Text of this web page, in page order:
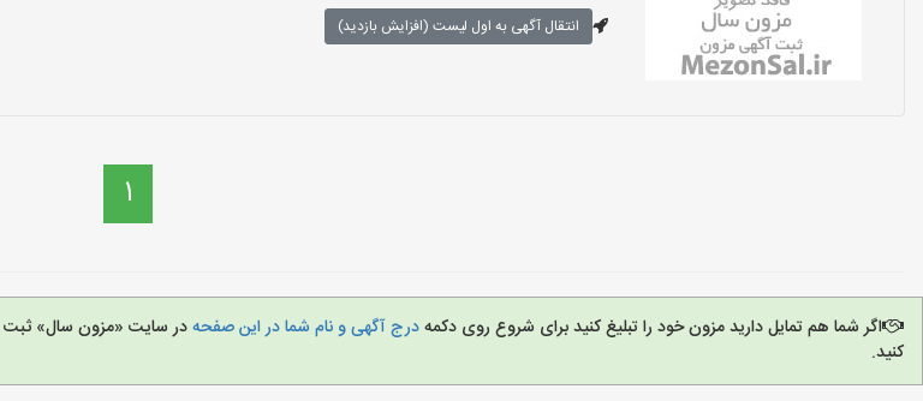
انتقال آگهی به اول لیست (افزایش بازدید)
1
اگر شما هم تمایل دارید مزون خود را تبلیغ کنید برای شروع روی دکمهدرج آگهی و نام شما در این صفحهدر سایت «مزون سال» ثبت
کنید.